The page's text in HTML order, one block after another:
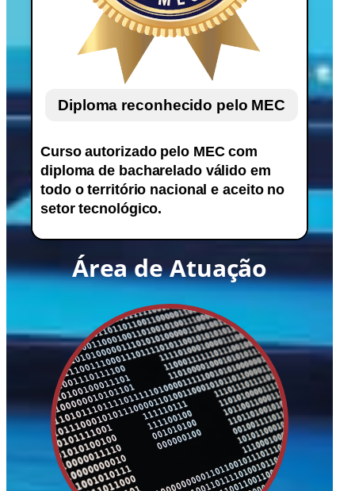
Diploma reconhecido pelo MEC
Curso autorizado pelo MEC com
diploma de bacharelado válido em
todo o território nacional e aceito no
setor tecnológico.
Área de Atuação